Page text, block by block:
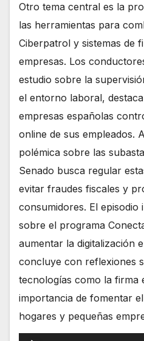
Otro tema central es la
las herramientas para
Ciberpatrol y sistemas de
empresas. Los
estudio sobre la
el entorno laboral,
empresas españolas
online de sus empleados.
polémica sobre las
Senado busca regular
evitar fraudes fiscales y
consumidores. El
sobre el programa
aumentar la digitalización
concluye con reflexiones
tecnologías como la firma
importancia de fomentar
hogares y pequeñas